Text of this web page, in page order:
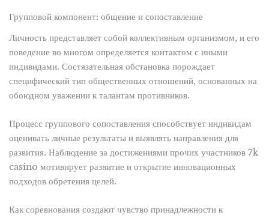
Групповой компонент: общение и сопоставление
Личность представляет собой коллективным организмом, и его
поведение во многом определяется контактом с иными
индивидами. Состязательная обстановка порождает
специфический тип общественных отношений, основанных на
обоюдном уважении к талантам противников.
Процесс группового сопоставления способствует индивидам
оценивать личные результаты и выявлять направления для
развития. Наблюдение за достижениями прочих участников 7k
casino мотивирует развитие и открытие инновационных
подходов обретения целей.
Как соревнования создают чувство принадлежности к